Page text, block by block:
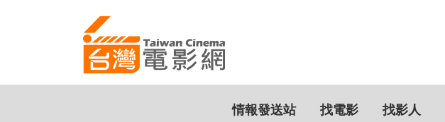
情報發送站 找電影 找影人